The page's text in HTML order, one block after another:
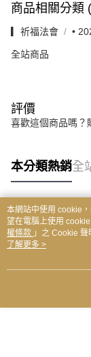
商品相關分類
▎祈福法會 •
全站商品
評價
喜歡這個商品嗎？
本分類熱銷全
熱門標籤
本網站中使用 cookie
望在電腦上使用
權條款 」之 Cookie
用條款之 Cookie 聲明
了解更多 >